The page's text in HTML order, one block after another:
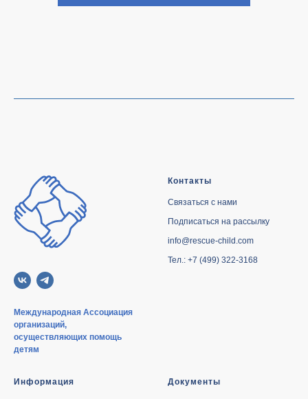
Международная Ассоциация
организаций,
осуществляющих помощь
детям
Контакты
Связаться с нами
Подписаться на рассылку
info@rescue-child.com
Тел.: +7 (499) 322-3168
Информация Документы